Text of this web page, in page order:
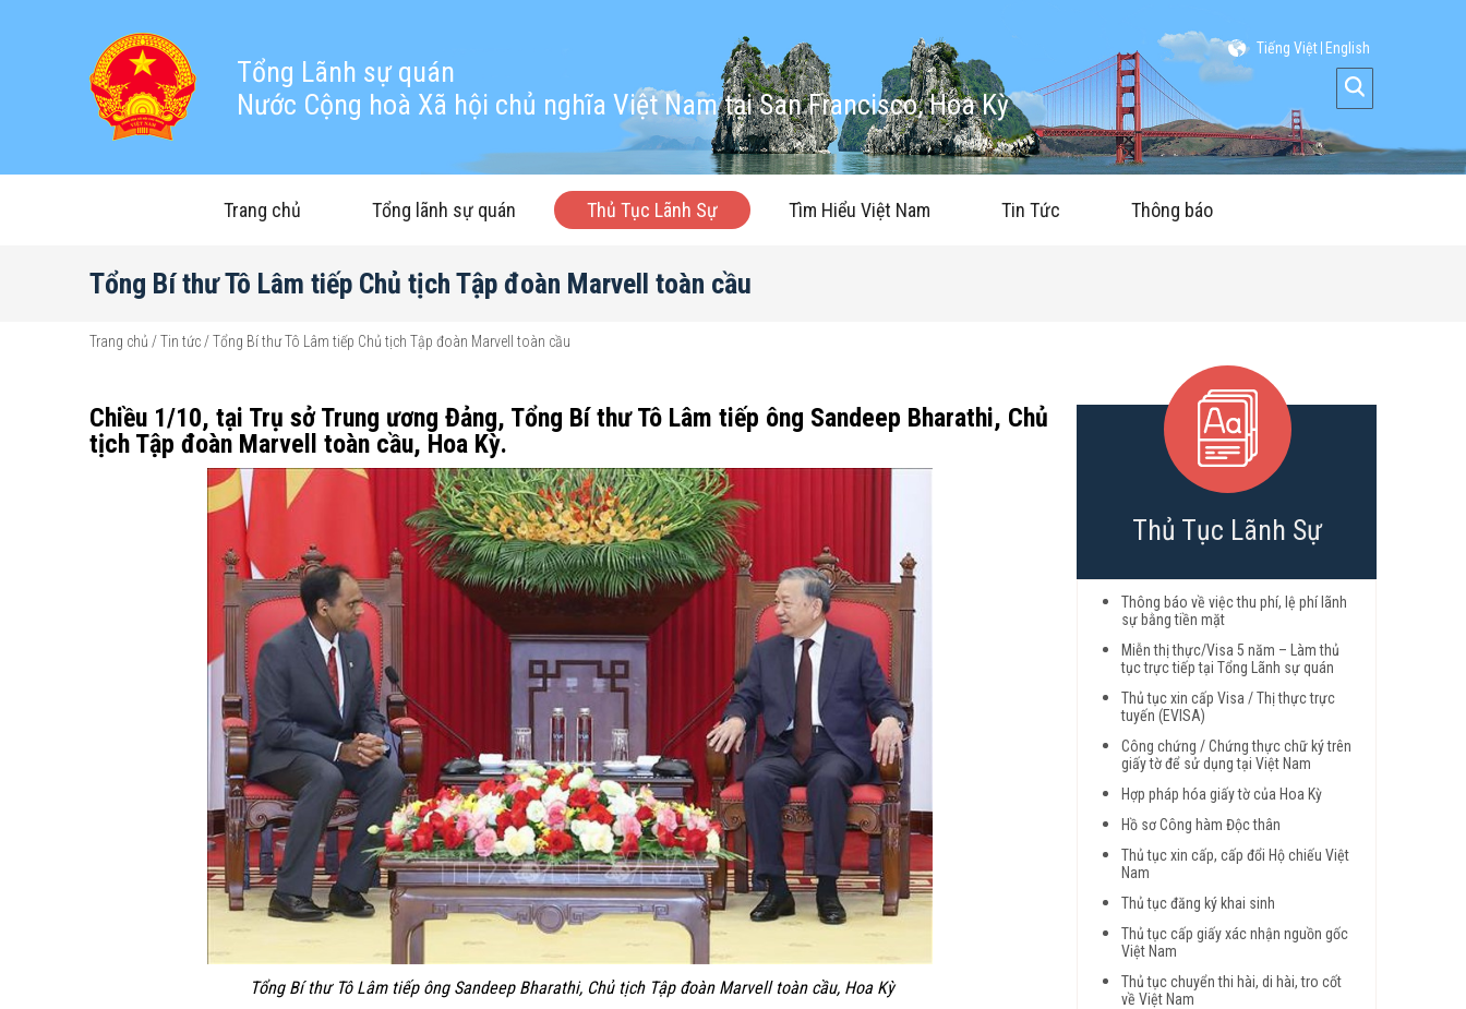
Tổng Lãnh sự quán
Nước Cộng hoà Xã hội chủ nghĩa Việt Nam tại San Francisco, Hoa Kỳ
Tiếng Việt English
Trang chủ Tổng lãnh sự quán Thủ Tục Lãnh Sự Tìm Hiểu Việt Nam Tin Tức Thông báo
Tổng Bí thư Tô Lâm tiếp Chủ tịch Tập đoàn Marvell toàn cầu
Trang chủ /Tin tức /Tổng Bí thư Tô Lâm tiếp Chủ tịch Tập đoàn Marvell toàn cầu
Chiều 1/10, tại Trụ sở Trung ương Đảng, Tổng Bí thư Tô Lâm tiếp ông Sandeep Bharathi, Chủ
tịch Tập đoàn Marvell toàn cầu, Hoa Kỳ.
Tổng Bí thư Tô Lâm tiếp ông Sandeep Bharathi, Chủ tịch Tập đoàn Marvell toàn cầu, Hoa Kỳ
Thủ Tục Lãnh Sự
Thông báo về việc thu phí, lệ phí lãnh
sự bằng tiền mặt
Miễn thị thực/Visa 5 năm – Làm thủ
tục trực tiếp tại Tổng Lãnh sự quán
Thủ tục xin cấp Visa / Thị thực trực
tuyến (EVISA)
Công chứng / Chứng thực chữ ký trên
giấy tờ để sử dụng tại Việt Nam
Hợp pháp hóa giấy tờ của Hoa Kỳ
Hồ sơ Công hàm Độc thân
Thủ tục xin cấp, cấp đổi Hộ chiếu Việt
Nam
Thủ tục đăng ký khai sinh
Thủ tục cấp giấy xác nhận nguồn gốc
Việt Nam
Thủ tục chuyển thi hài, di hài, tro cốt
về Việt Nam